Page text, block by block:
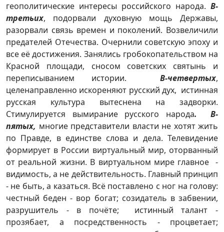
геополитические интересы российского народа. В-
третьих, подорвали духовную мощь Державы,
разорвали связь времен и поколений. Возвеличили
предателей Отечества. Очернили советскую эпоху и
все её достижения. Занялись гробокопательством на
Красной площади, сносом советских святынь и
переписыванием истории. В-четвертых,
целенаправленно искореняют русский дух, истинная
русская культура вытеснена на задворки.
Стимулируется вымирание русского народа. В-
пятых, многие представители власти не хотят жить
по Правде, в единстве слова и дела. Телевидение
формирует в России виртуальный мир, оторванный
от реальной жизни. В виртуальном мире главное -
видимость, а не действительность. Главный принцип
- не быть, а казаться. Всё поставлено с ног на голову:
честный беден - вор богат; созидатель в забвении,
разрушитель - в почёте; истинный талант -
прозябает, а посредственность - процветает;